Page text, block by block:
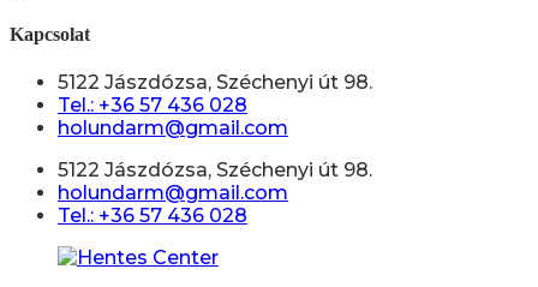
Kapcsolat
5122 Jászdózsa, Széchenyi út 98.
Tel.: +36 57 436 028
holundarm@gmail.com
5122 Jászdózsa, Széchenyi út 98.
holundarm@gmail.com
Tel.: +36 57 436 028